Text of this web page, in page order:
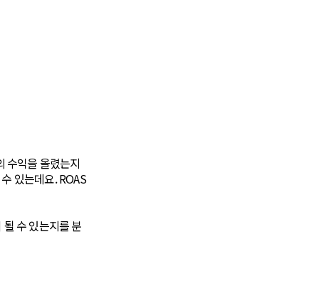
수익을 올렸는지
있는데요. ROAS
수 있는지를 분